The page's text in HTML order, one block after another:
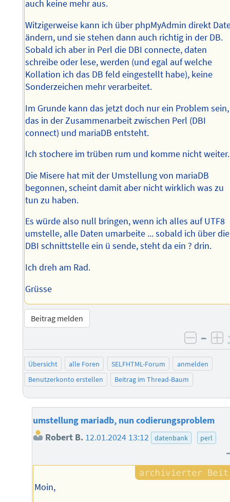
auch keine mehr aus.
Witzigerweise kann ich über phpMyAdmin direkt
ändern, und sie stehen dann auch richtig in der DB.
Sobald ich aber in Perl die DBI connecte, daten
schreibe oder lese, werden (und egal auf welche
Kollation ich das DB feld eingestellt habe), keine
Sonderzeichen mehr verarbeitet.
Im Grunde kann das jetzt doch nur ein Problem sein,
das in der Zusammenarbeit zwischen Perl (DBI
connect) und mariaDB entsteht.
Ich stochere im trüben rum und komme nicht weiter.
Die Misere hat mit der Umstellung von mariaDB
begonnen, scheint damit aber nicht wirklich was zu
tun zu haben.
Es würde also null bringen, wenn ich alles auf UTF8
umstelle, alle Daten umarbeite ... sobald ich über die
DBI schnittstelle ein ü sende, steht da ein ? drin.
Ich dreh am Rad.
Grüsse
Beitrag melden
–
Übersicht alle Foren SELFHTML-Forum
anmelden
Benutzerkonto erstellen
Beitrag im Thread-Baum
umstellung mariadb, nun codierungsproblem
Robert B. 12.01.2024 13:12 datenbank perl
Moin,